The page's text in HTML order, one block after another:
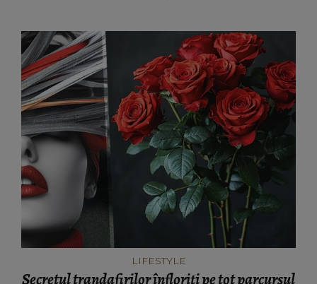
LIFESTYLE
Secretul trandafirilor înfloriți pe tot parcursul